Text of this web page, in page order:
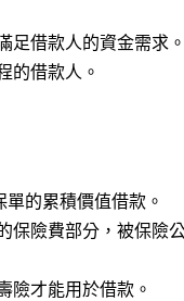
借款人的資金需求。
的借款人。
的累積價值借款。
險費部分，被保險
險才能用於借款。